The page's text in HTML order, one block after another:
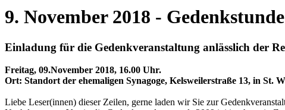
9. November 2018 -
Einladung für die Gedenkveranstaltung anlässlich der
Freitag, 09.November 2018, 16.00 Uhr.
Ort: Standort der ehemaligen Synagoge, Kelsweilerstraße 13, in St.
Liebe Leser(innen) dieser Zeilen, gerne laden wir Sie zur